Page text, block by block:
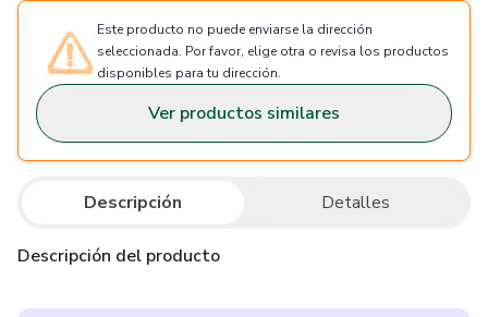
Este producto no puede enviarse la dirección
seleccionada. Por favor, elige otra o revisa los productos
disponibles para tu dirección.
Ver productos similares
Descripción Detalles
Descripción del producto